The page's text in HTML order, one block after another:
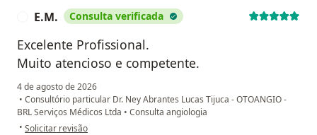
E.M. Consulta verificada
Excelente Profissional.
Muito atencioso e competente.
4 de agosto de 2026
• Consultório particular Dr. Ney Abrantes Lucas Tijuca - OTOANGIO -
BRL Serviços Médicos Ltda • Consulta angiologia
• na opinião do utilizador E.M.
Solicitar revisão